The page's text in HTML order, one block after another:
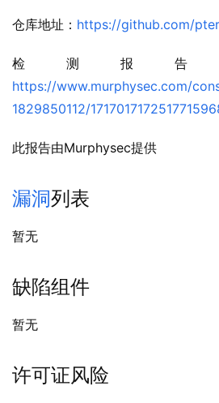
仓库地址： https://github.com/
检测报告
https://www.murphysec.com/
1829850112/
此报告由Murphysec提供
漏洞列表
暂无
缺陷组件
暂无
许可证风险